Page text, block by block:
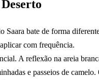
Saara bate de forma
com frequência.
A reflexão na areia
e passeios de